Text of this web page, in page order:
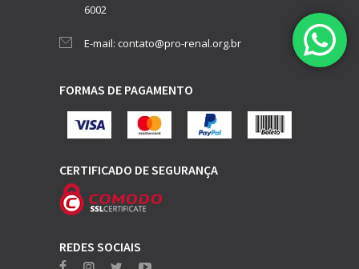
6002
E-mail: contato@pro-renal.org.br
FORMAS DE PAGAMENTO
CERTIFICADO DE SEGURANÇA
REDES SOCIAIS